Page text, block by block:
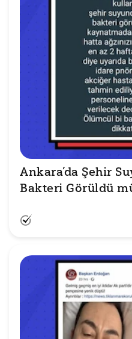
Ankara’da Şehir
Bakteri Görüldü